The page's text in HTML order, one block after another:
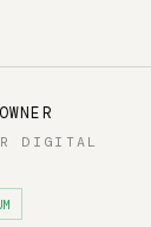
DIGITAL